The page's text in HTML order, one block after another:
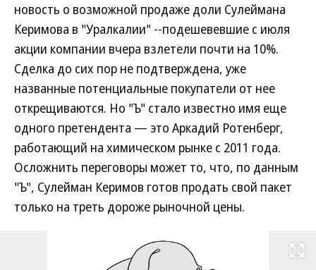
новость о возможной продаже доли Сулеймана
Керимова в "Уралкалии" --подешевевшие с июля
акции компании вчера взлетели почти на 10%.
Сделка до сих пор не подтверждена, уже
названные потенциальные покупатели от нее
открещиваются. Но "Ъ" стало известно имя еще
одного претендента — это Аркадий Ротенберг,
работающий на химическом рынке с 2011 года.
Осложнить переговоры может то, что, по данным
"Ъ", Сулейман Керимов готов продать свой пакет
только на треть дороже рыночной цены.
Развернуть